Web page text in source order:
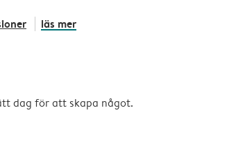
läs mer
dag för att skapa något.